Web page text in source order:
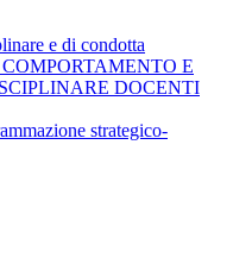
e di condotta
E
DOCENTI
strategico-